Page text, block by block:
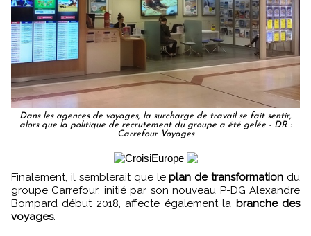
Dans les agences de voyages, la surcharge de travail se fait sentir,
alors que la politique de recrutement du groupe a été gelée - DR :
Carrefour Voyages
Finalement, il semblerait que leplan de transformation du
groupe Carrefour, initié par son nouveau P-DG Alexandre
Bompard début 2018, affecte également la branche des
voyages.